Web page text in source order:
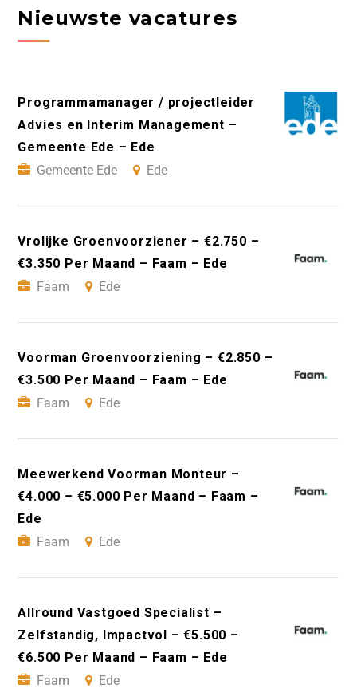
Nieuwste vacatures
Programmamanager / projectleider
Advies en Interim Management –
Gemeente Ede – Ede
Gemeente Ede
Ede
Vrolijke Groenvoorziener – €2.750 –
€3.350 Per Maand – Faam – Ede
Faam
Ede
Voorman Groenvoorziening – €2.850 –
€3.500 Per Maand – Faam – Ede
Faam
Ede
Meewerkend Voorman Monteur –
€4.000 – €5.000 Per Maand – Faam –
Ede
Faam
Ede
Allround Vastgoed Specialist –
Zelfstandig, Impactvol – €5.500 –
€6.500 Per Maand – Faam – Ede
Faam
Ede